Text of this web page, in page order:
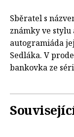
Sběratel s
známky ve
autogramiáda
Sedláka. V
bankovka ze